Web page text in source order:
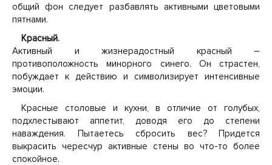
общий фон следует разбавлять активными цветовыми
пятнами.
Красный.
Активный и жизнерадостный красный –
противоположность минорного синего. Он страстен,
побуждает к действию и символизирует интенсивные
эмоции.
Красные столовые и кухни, в отличие от голубых,
подхлестывают аппетит, доводя его до степени
наваждения. Пытаетесь сбросить вес? Придется
выкрасить чересчур активные стены во что-то более
спокойное.